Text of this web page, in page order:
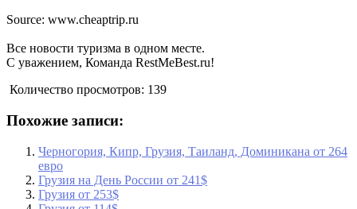
Source: www.cheaptrip.ru
Все новости туризма в одном месте.
С уважением, Команда RestMeBest.ru!
Количество просмотров: 139
Похожие записи:
Черногория, Кипр, Грузия, Таиланд, Доминикана от 264
евро
Грузия на День России от 241$
Грузия от 253$